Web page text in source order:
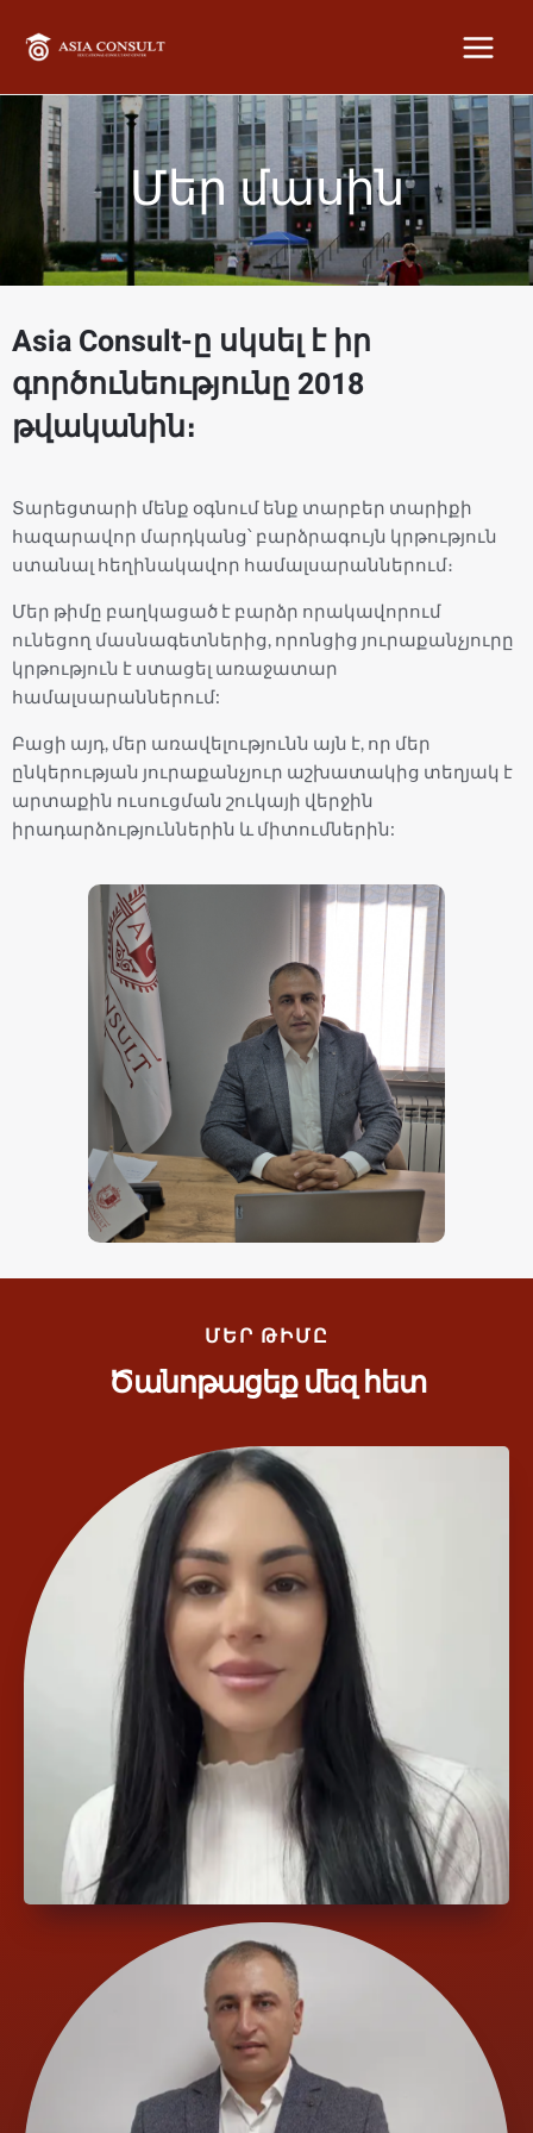
Մեր մասին
Asia Consult-ը սկսել է իր
գործունեությունը 2018
թվականին։
Տարեցտարի մենք օգնում ենք տարբեր տարիքի
հազարավոր մարդկանց՝ բարձրագույն կրթություն
ստանալ հեղինակավոր համալսարաններում։
Մեր թիմը բաղկացած է բարձր որակավորում
ունեցող մասնագետներից, որոնցից յուրաքանչյուրը
կրթություն է ստացել առաջատար
համալսարաններում:
Բացի այդ, մեր առավելությունն այն է, որ մեր
ընկերության յուրաքանչյուր աշխատակից տեղյակ է
արտաքին ուսուցման շուկայի վերջին
իրադարձություններին և միտումներին:
ՄԵՐ ԹԻՄԸ
Ծանոթացեք մեզ հետ